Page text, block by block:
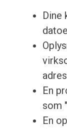
Dine
En
som
En